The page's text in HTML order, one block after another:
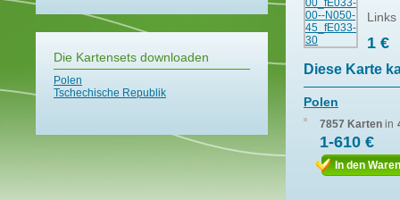
Die Kartensets downloaden
Polen
Tschechische Republik
1 €
Diese Karte
Polen
7857 Karten in
1-610 €
In den